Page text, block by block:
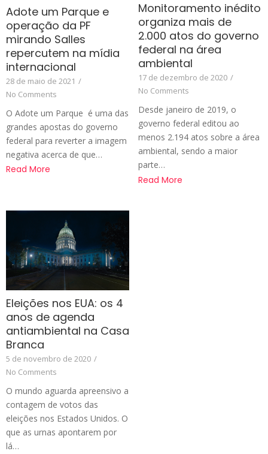
Adote um Parque e
operação da PF
mirando Salles
repercutem na mídia
internacional
28 de maio de 2021 /
No Comments
O Adote um Parque é uma das
grandes apostas do governo
federal para reverter a imagem
negativa acerca de que…
Read More
Monitoramento inédito
organiza mais de
2.000 atos do governo
federal na área
ambiental
17 de dezembro de 2020 /
No Comments
Desde janeiro de 2019, o
governo federal editou ao
menos 2.194 atos sobre a área
ambiental, sendo a maior
parte…
Read More
Eleições nos EUA: os 4
anos de agenda
antiambiental na Casa
Branca
5 de novembro de 2020 /
No Comments
O mundo aguarda apreensivo a
contagem de votos das
eleições nos Estados Unidos. O
que as urnas apontarem por
lá…